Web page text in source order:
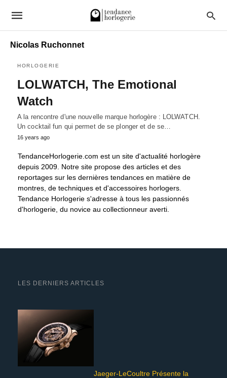
Nicolas Ruchonnet
HORLOGERIE
LOLWATCH, The Emotional
Watch
A la rencontre d'une nouvelle marque horlogère : LOLWATCH.
Un cocktail fun qui permet de se plonger et de se…
16 years ago
TendanceHorlogerie.com est un site d'actualité horlogère
depuis 2009. Notre site propose des articles et des
reportages sur les dernières tendances en matière de
montres, de techniques et d'accessoires horlogers.
Tendance Horlogerie s'adresse à tous les passionnés
d'horlogerie, du novice au collectionneur averti.
LES DERNIERS ARTICLES
Jaeger-LeCoultre Présente la